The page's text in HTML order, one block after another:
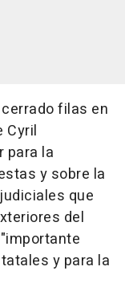
filas en
Cyril
para la
y sobre la
que
del
y para la